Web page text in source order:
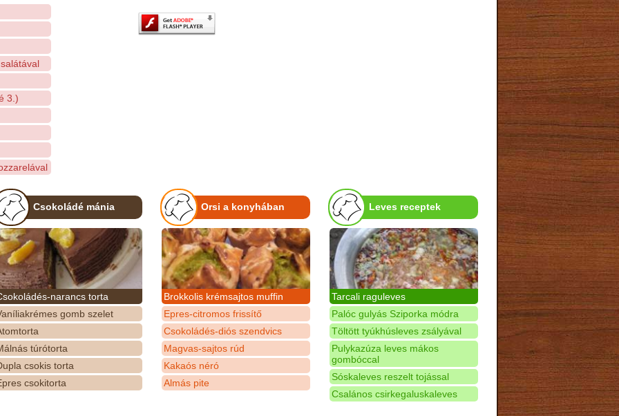
3.)
Csokoládé mánia
narancs torta
gomb szelet
túrótorta
csokis torta
csokitorta
Orsi a konyhában
Brokkolis krémsajtos muffin
Epres-citromos frissítő
Csokoládés-diós szendvics
Magvas-sajtos rúd
Kakaós néró
Almás pite
Leves receptek
Tarcali raguleves
Palóc gulyás Sziporka módra
Töltött tyúkhúsleves zsályával
Pulykazúza leves mákos
gombóccal
Sóskaleves reszelt tojással
Csalános csirkegaluskaleves